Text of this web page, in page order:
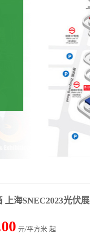
上海SNEC2023光伏展
元/平方米 起